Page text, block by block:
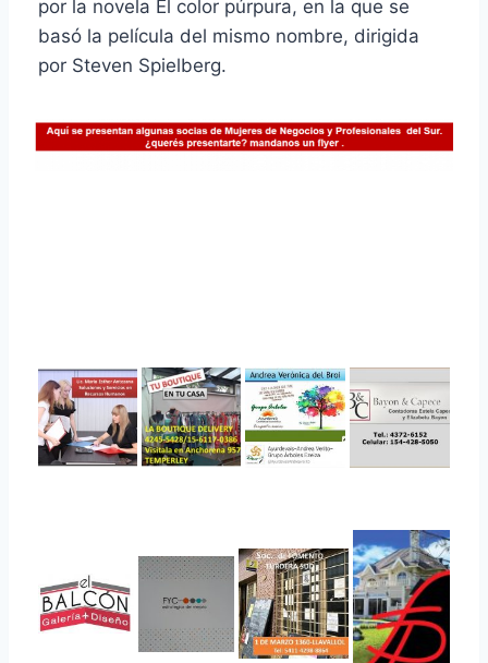
por la novela El color púrpura, en la que se
basó la película del mismo nombre, dirigida
por Steven Spielberg.